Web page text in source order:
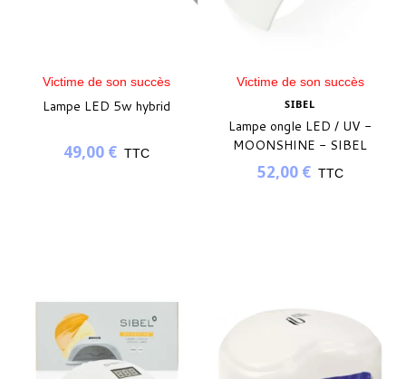
Victime de son succès
Lampe LED 5w hybrid
49,00 € TTC
Victime de son succès
SIBEL
Lampe ongle LED / UV -
MOONSHINE - SIBEL
52,00 € TTC